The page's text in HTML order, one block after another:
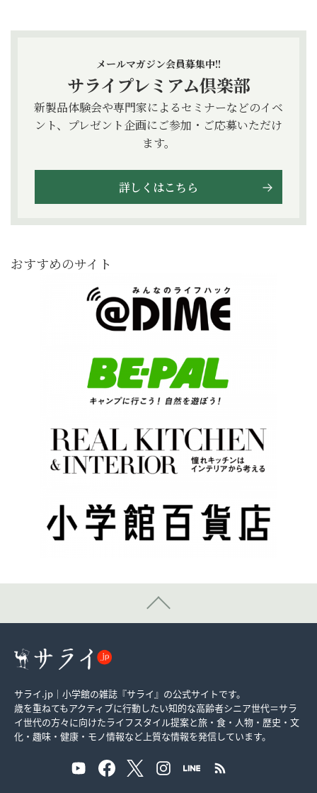
メールマガジン会員募集中!!
サライプレミアム倶楽部
新製品体験会や専門家によるセミナーなどのイベ
ント、プレゼント企画にご参加・ご応募いただけ
ます。
詳しくはこちら
おすすめのサイト
サライ.jp｜小学館の雑誌『サライ』の公式サイトです。
歳を重ねてもアクティブに行動したい知的な高齢者シニア世代＝サラ
イ世代の方々に向けたライフスタイル提案と旅・食・人物・歴史・文
化・趣味・健康・モノ情報など上質な情報を発信しています。